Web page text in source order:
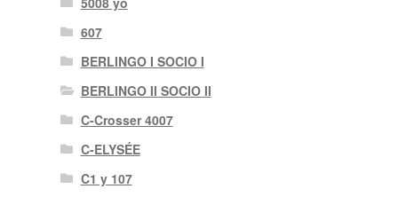
607
BERLINGO I SOCIO I
BERLINGO II SOCIO II
C-Crosser 4007
C-ELYSÉE
C1 y 107